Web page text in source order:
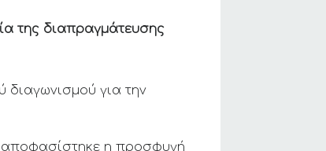
της διαπραγμάτευσης
διαγωνισμού για την
αποφασίστηκε η προσφυγή